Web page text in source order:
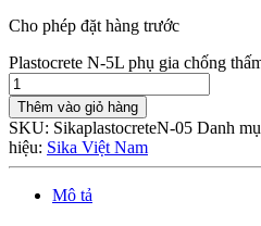
Cho phép đặt hàng trước
Plastocrete N-5L phụ gia chống
Thêm vào giỏ hàng
SKU: SikaplastocreteN-05 Danh
hiệu: Sika Việt Nam
Mô tả